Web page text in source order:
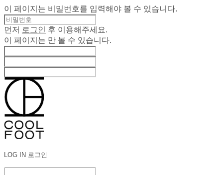
이 페이지는 비밀번호를 입력해야 볼 수 있습니다.
먼저 로그인
후 이용해주세요.
이 페이지는 만 볼 수 있습니다.
LOG IN 로그인